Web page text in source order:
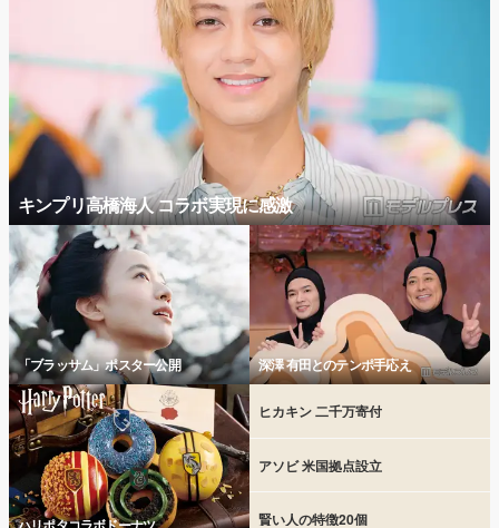
キンプリ高橋海人 コラボ実現に感激
「ブラッサム」ポスター公開 深澤 有田とのテンポ手応え
ヒカキン 二千万寄付
アソビ 米国拠点設立
賢い人の特徴20個